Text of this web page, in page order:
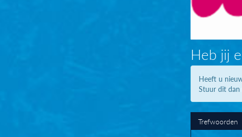
Heb jij
Heeft u
Stuur dit dan
Trefwoorden